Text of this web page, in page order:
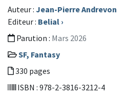
Auteur : Jean-Pierre Andrevon
Editeur : Belial ›
Parution : Mars 2026
SF, Fantasy
330 pages
ISBN : 978-2-3816-3212-4